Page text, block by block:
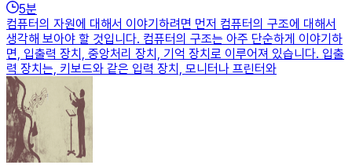
5분
컴퓨터의 자원에 대해서 이야기하려면 먼저 컴퓨터의 구조에 대해서
생각해 보아야 할 것입니다. 컴퓨터의 구조는 아주 단순하게 이야기하
면, 입출력 장치, 중앙처리 장치, 기억 장치로 이루어져 있습니다. 입출
력 장치는, 키보드와 같은 입력 장치, 모니터나 프린터와